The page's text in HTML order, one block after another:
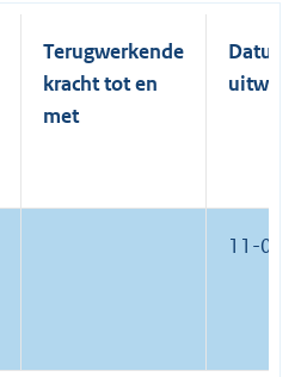
Terugwerkende
kracht tot en
met
Datum
11-01-